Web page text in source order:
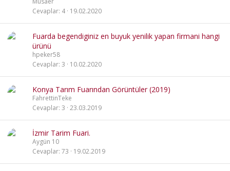
Cevaplar 4 19.02.2020
Fuarda begendiginiz en buyuk yenilik yapan firmani hangi
ürünü
hpeker58
Cevaplar 3 10.02.2020
Konya Tarım Fuarından Görüntüler (2019)
FahrettinTeke
Cevaplar 3 23.03.2019
İzmir Tarim Fuari.
Aygün 10
Cevaplar 73 19.02.2019